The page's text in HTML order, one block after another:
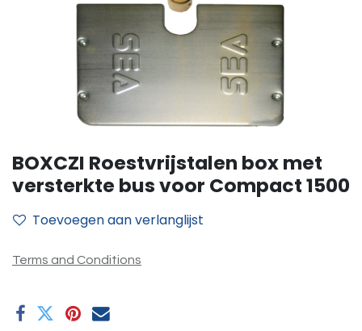
BOXCZI Roestvrijstalen box met
versterkte bus voor Compact 1500
Toevoegen aan verlanglijst
Terms and Conditions